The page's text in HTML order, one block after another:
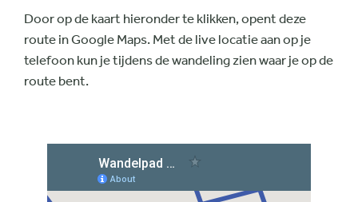
Door op de kaart hieronder te klikken, opent deze
route in Google Maps. Met de live locatie aan op je
telefoon kun je tijdens de wandeling zien waar je op de
route bent.